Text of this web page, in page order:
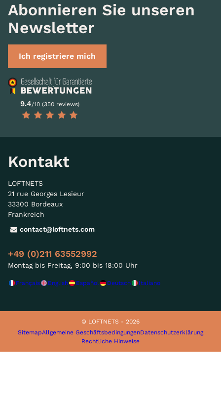
Abonnieren Sie unseren
Newsletter
Ich registriere mich
9.4/10 (350 reviews)
Kontakt
LOFTNETS
21 rue Georges Lesieur
33300 Bordeaux
Frankreich
contact@loftnets.com
+49 (0)211 63552992
Montag bis Freitag, 9:00 bis 18:00 Uhr
Français English Español Deutsch Italiano
© LOFTNETS - 2026
SitemapAllgemeine GeschäftsbedingungenDatenschutzerklärung
Rechtliche Hinweise